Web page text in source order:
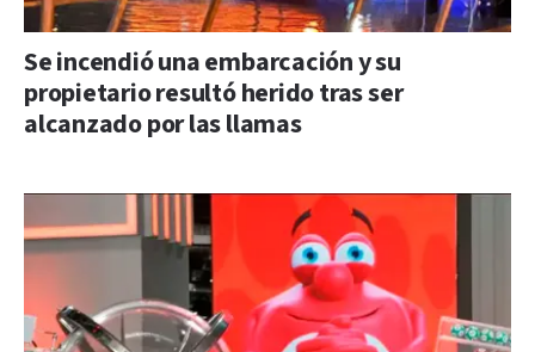
Se incendió una embarcación y su
propietario resultó herido tras ser
alcanzado por las llamas